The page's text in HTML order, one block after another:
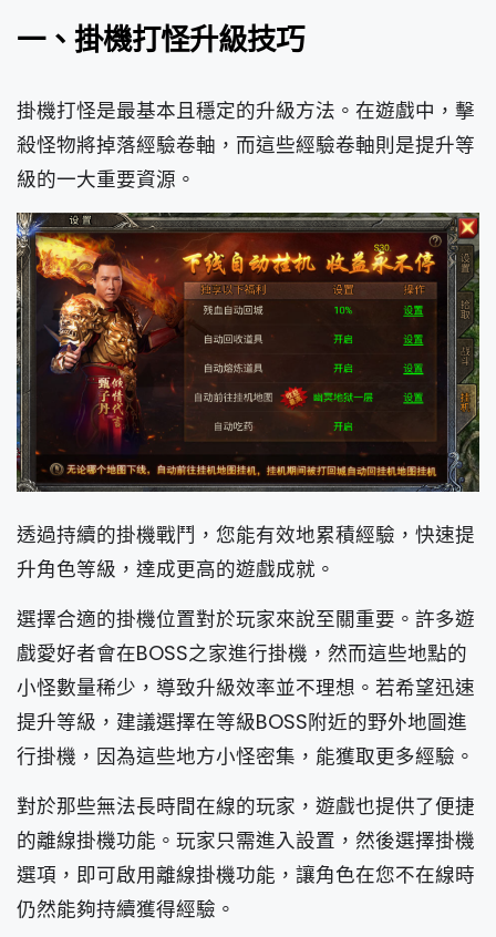
一、掛機打怪升級技巧
掛機打怪是最基本且穩定的升級方法。在遊戲中，擊
殺怪物將掉落經驗卷軸，而這些經驗卷軸則是提升等
級的一大重要資源。
透過持續的掛機戰鬥，您能有效地累積經驗，快速提
升角色等級，達成更高的遊戲成就。
選擇合適的掛機位置對於玩家來說至關重要。許多遊
戲愛好者會在BOSS之家進行掛機，然而這些地點的
小怪數量稀少，導致升級效率並不理想。若希望迅速
提升等級，建議選擇在等級BOSS附近的野外地圖進
行掛機，因為這些地方小怪密集，能獲取更多經驗 。
對於那些無法長時間在線的玩家，遊戲也提供了便捷
的離線掛機功能。玩家只需進入設置，然後選擇掛機
選項，即可啟用離線掛機功能，讓角色在您不在線時
仍然能夠持續獲得經驗。